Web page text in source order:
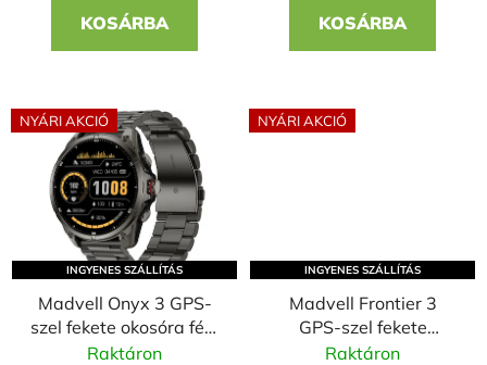
KOSÁRBA KOSÁRBA
NYÁRI AKCIÓ
INGYENES SZÁLLÍTÁS
Madvell Onyx 3 GPS-
szel fekete okosóra fém
szíjjal + szilikon szíjjal
Raktáron
NYÁRI AKCIÓ
INGYENES SZÁLLÍTÁS
Madvell Frontier 3
GPS-szel fekete
okosóra fém szíjjal +
Raktáron